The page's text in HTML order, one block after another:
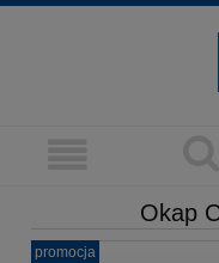
Okap
promocja